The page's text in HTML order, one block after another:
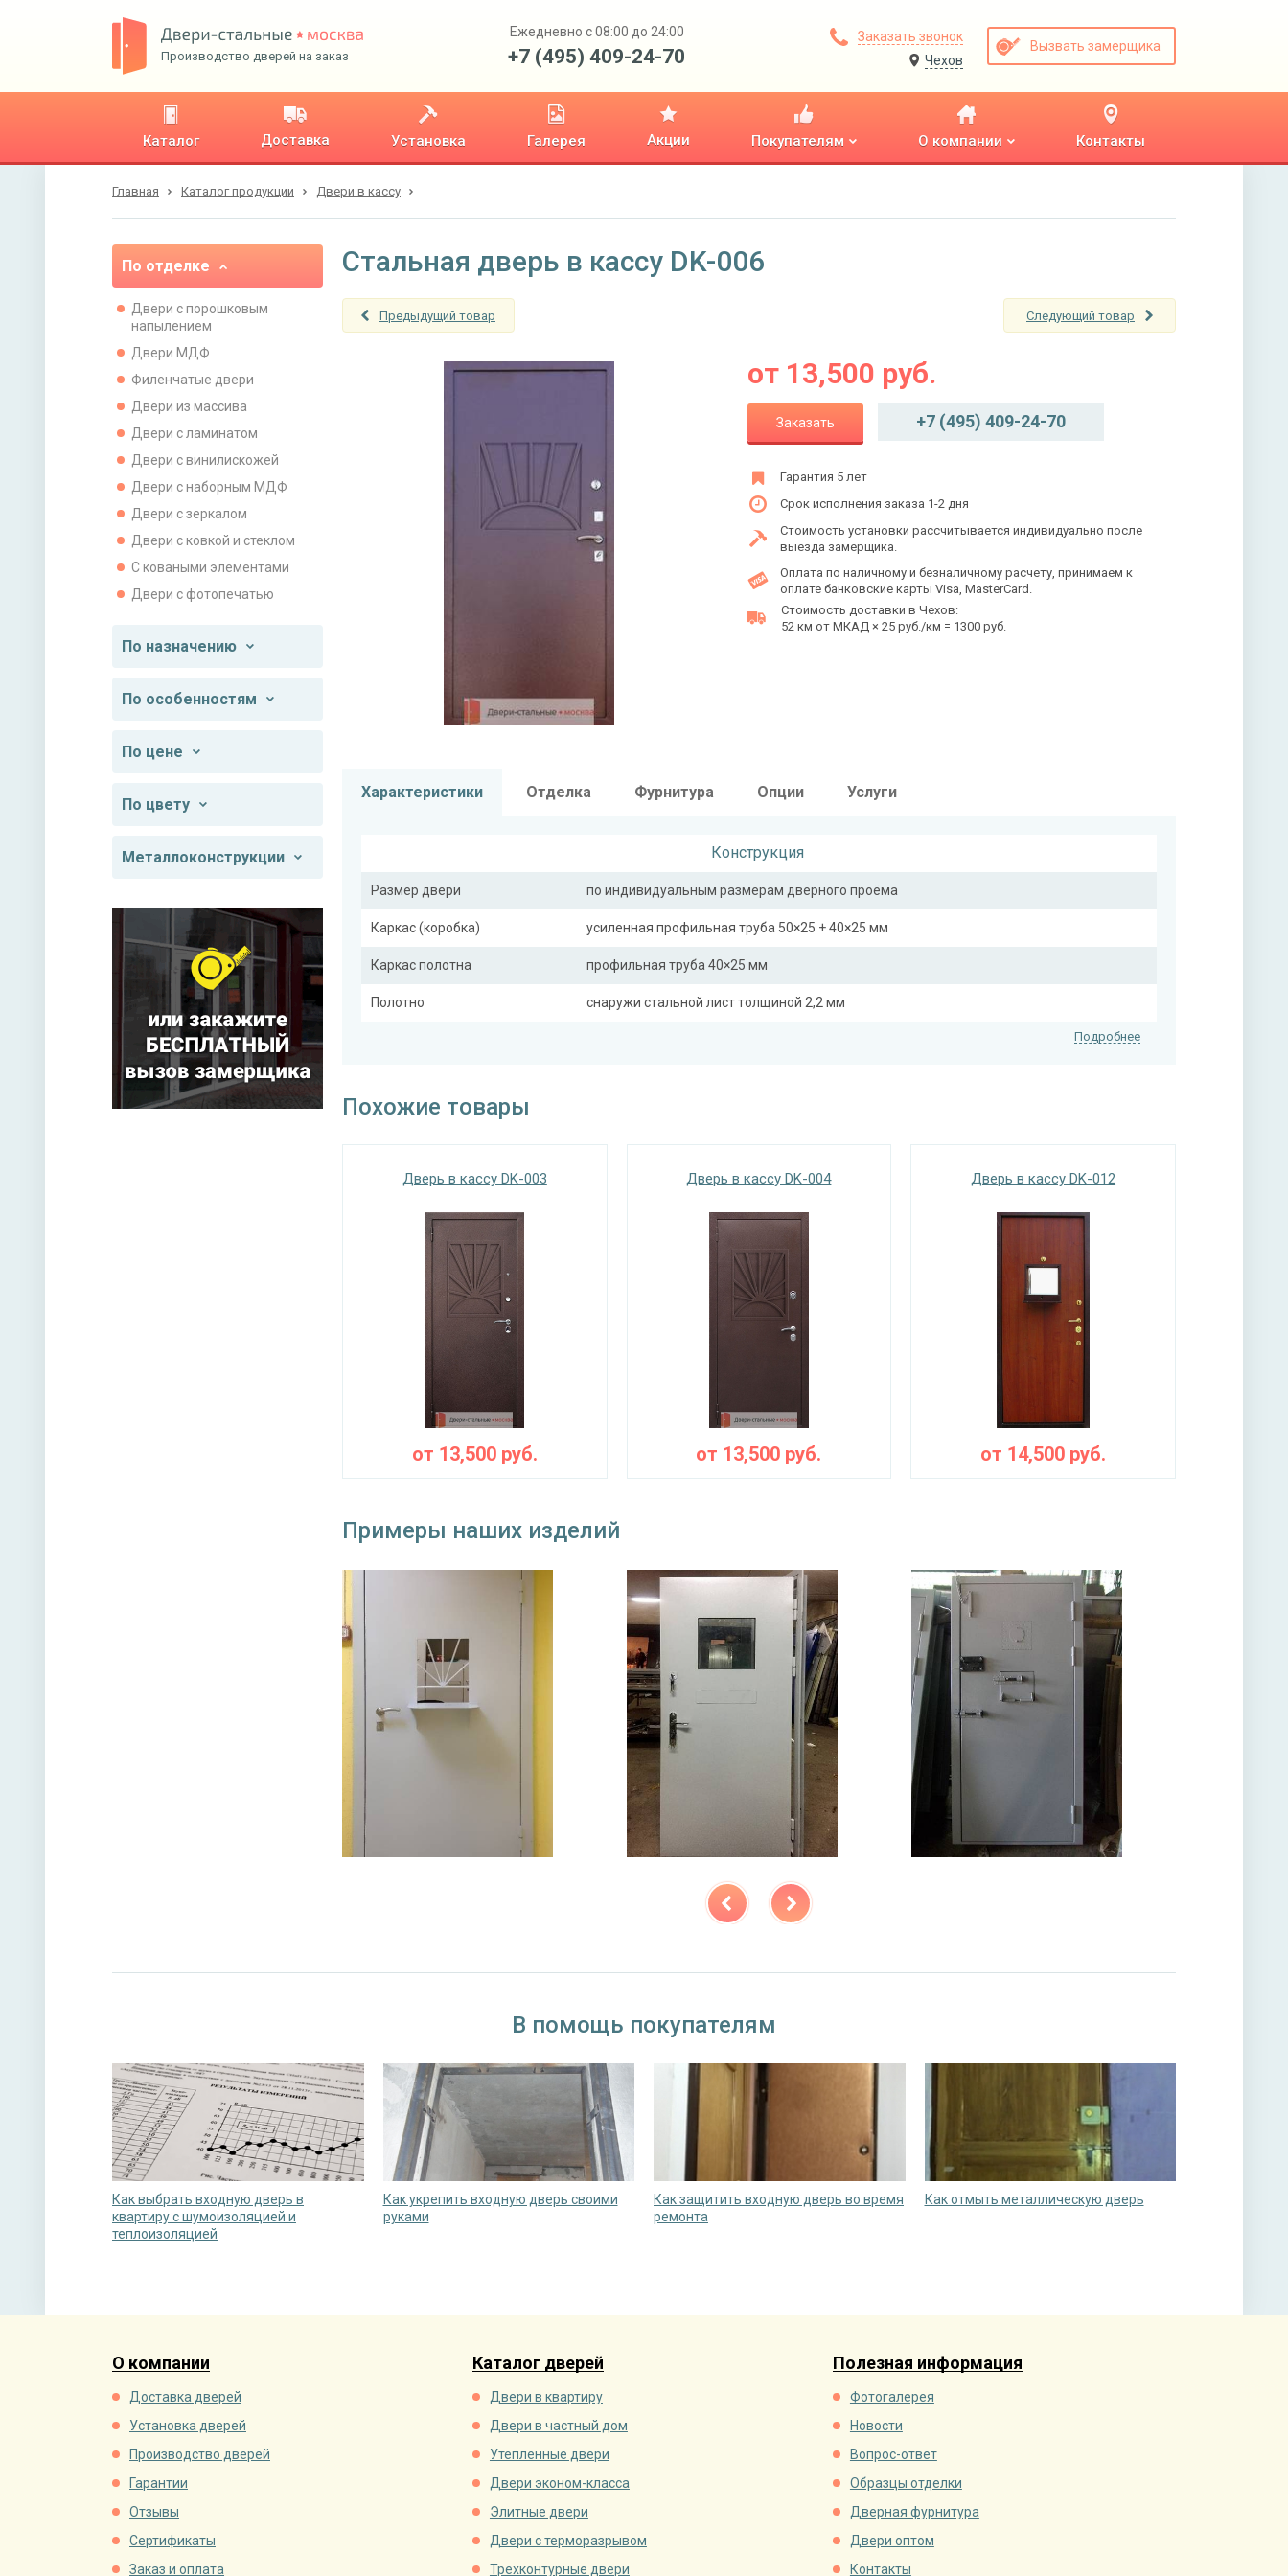
Производство дверей на заказ
Ежедневно с 08:00 до 24:00
+7 (495) 409-24-70
Заказать звонок
Чехов
Вызвать замерщика
Каталог Доставка Установка Галерея Акции Покупателям О компании Контакты
Главная Каталог продукции Двери в кассу
По отделке
Двери с порошковым
напылением
Двери МДФ
Филенчатые двери
Двери из массива
Двери с ламинатом
Двери с винилискожей
Двери с наборным МДФ
Двери с зеркалом
Двери с ковкой и стеклом
С коваными элементами
Двери с фотопечатью
По назначению
По особенностям
По цене
По цвету
Металлоконструкции
Стальная дверь в кассу DK-006
Предыдущий товар Следующий товар
от 13,500 руб.
Заказать +7 (495) 409-24-70
Гарантия 5 лет
Срок исполнения заказа 1-2 дня
Стоимость установки рассчитывается индивидуально после
выезда замерщика.
Оплата по наличному и безналичному расчету, принимаем к
оплате банковские карты Visa, MasterCard.
Стоимость доставки в Чехов:
52 км от МКАД × 25 руб./км = 1300 руб.
Характеристики Отделка Фурнитура Опции Услуги
Конструкция
Размер двери по индивидуальным размерам дверного проёма
Каркас (коробка) усиленная профильная труба 50×25 + 40×25 мм
Каркас полотна профильная труба 40×25 мм
Полотно снаружи стальной лист толщиной 2,2 мм
Дополнительно
Отделка
порошковое напыление
Отделка внутри
Запирающие устройства и фурнитура
«Мосрентген» сейфового типа с нажимной ручкой, 3-х ригельный
Глазок наблюдения
Особенности модели
Направление открывания
наружное / внутреннее,
левое / правое (на выбор)
Угол открывания
Подробнее
Похожие товары
Дверь в кассу DK-003
от 13,500руб.
Дверь в кассу DK-004
от 13,500 руб.
Дверь в кассу DK-012
от 14,500 руб.
Примеры наших изделий
В помощь покупателям
Как выбрать входную дверь в
квартиру с шумоизоляцией и
теплоизоляцией
Как укрепить входную дверь своими
руками
Как защитить входную дверь во время
ремонта
Как отмыть металлическую дверь
О компании
Доставка дверей
Установка дверей
Производство дверей
Гарантии
Отзывы
Сертификаты
Заказ и оплата
Каталог дверей
Двери в квартиру
Двери в частный дом
Утепленные двери
Двери эконом-класса
Элитные двери
Двери с терморазрывом
Трехконтурные двери
Полезная информация
Фотогалерея
Новости
Вопрос-ответ
Образцы отделки
Дверная фурнитура
Двери оптом
Контакты